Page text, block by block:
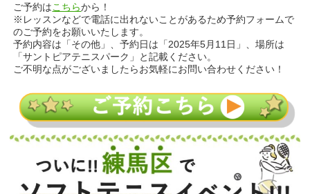
ご予約はこちらから！
※レッスンなどで電話に出れないことがあるため予約フォームで
のご予約をお願いいたします。
予約内容は「その他」、予約日は「2025年5月11日」、場所は
「サントピアテニスパーク」と記載ください。
ご不明な点がございましたらお気軽にお問い合わせください！